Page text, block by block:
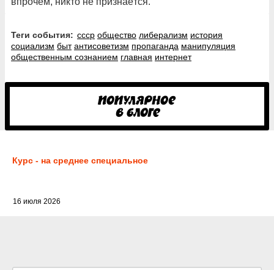
Теги события: ссср общество либерализм история
социализм быт антисоветизм пропаганда манипуляция
общественным сознанием главная интернет
Курс - на среднее специальное
16 июля 2026